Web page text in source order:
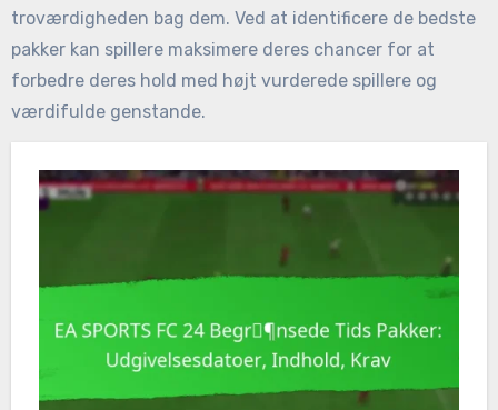
troværdigheden bag dem. Ved at identificere de bedste
pakker kan spillere maksimere deres chancer for at
forbedre deres hold med højt vurderede spillere og
værdifulde genstande.